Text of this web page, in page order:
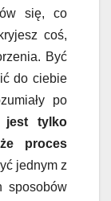
się, co
coś,
Być
do ciebie
po
jest tylko
proces
jednym z
sposobów